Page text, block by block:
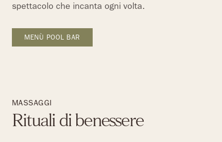
spettacolo che incanta ogni volta.
MENÙ POOL BAR
MASSAGGI
Rituali di benessere